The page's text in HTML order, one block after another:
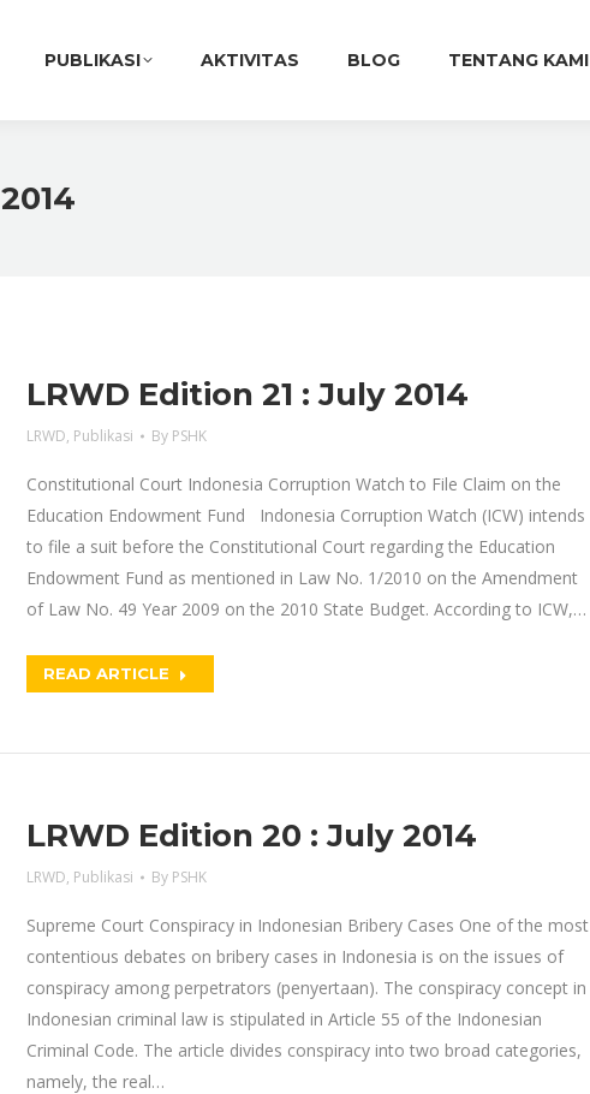
PUBLIKASI AKTIVITAS BLOG TENTANG KAMI
2014
LRWD Edition 21 : July 2014
LRWD, Publikasi By PSHK
Constitutional Court Indonesia Corruption Watch to File Claim on the
Education Endowment Fund Indonesia Corruption Watch (ICW) intends
to file a suit before the Constitutional Court regarding the Education
Endowment Fund as mentioned in Law No. 1/2010 on the Amendment
of Law No. 49 Year 2009 on the 2010 State Budget. According to ICW,…
READ ARTICLE
LRWD Edition 20 : July 2014
LRWD, Publikasi By PSHK
Supreme Court Conspiracy in Indonesian Bribery Cases One of the most
contentious debates on bribery cases in Indonesia is on the issues of
conspiracy among perpetrators (penyertaan). The conspiracy concept in
Indonesian criminal law is stipulated in Article 55 of the Indonesian
Criminal Code. The article divides conspiracy into two broad categories,
namely, the real…